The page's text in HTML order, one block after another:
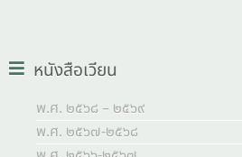
หนังสือเวียน
พ.ศ. ๒๕๖๘ – ๒๕๖๙
พ.ศ. ๒๕๖๗-๒๕๖๘